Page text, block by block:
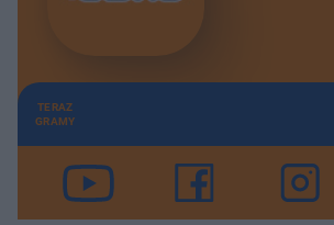
TERAZ
GRAMY